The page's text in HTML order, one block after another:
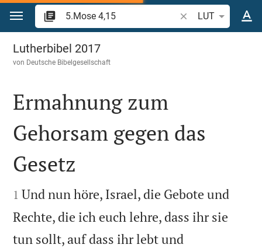
Zum Inhalt springen
Bibelstelle oder
LUT
5.Mose 4
Lutherbibel 2017
von Deutsche Bibelgesellschaft

Ermahnung zum
Gehorsam gegen das
Gesetz

1 Und nun höre, Israel, die Gebote und
Rechte, die ich euch lehre, dass ihr sie
tun sollt, auf dass ihr lebt und